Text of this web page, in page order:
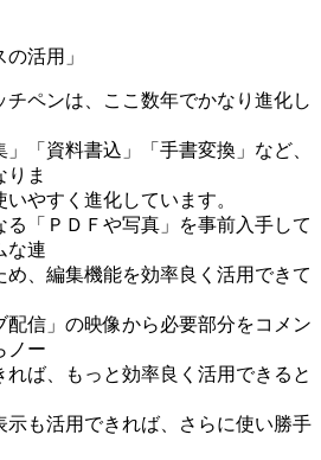
活用」
ンは、ここ数年でかなり進化し
資料書込」「手書変換」など、
りま
すく進化しています。
ＰＤＦや写真」を事前入手して
な連
編集機能を効率良く活用できて
」の映像から必要部分をコメン
ノー
、もっと効率良く活用できると
活用できれば、さらに使い勝手